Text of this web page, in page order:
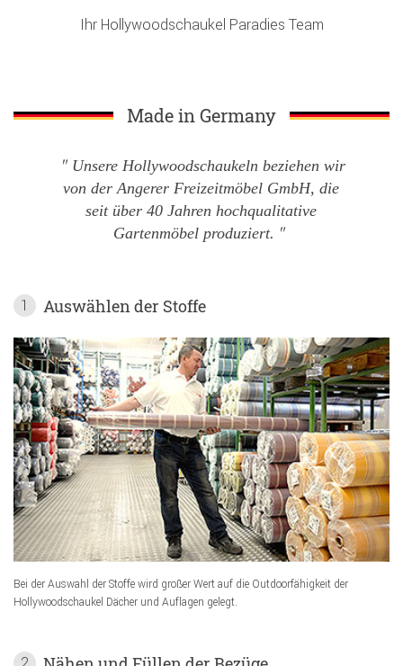
Ihr Hollywoodschaukel Paradies Team
Made in Germany
Unsere Hollywoodschaukeln beziehen wir
von der Angerer Freizeitmöbel GmbH, die
seit über 40 Jahren hochqualitative
Gartenmöbel produziert.
1 Auswählen der Stoffe
Bei der Auswahl der Stoffe wird großer Wert auf die Outdoorfähigkeit der
Hollywoodschaukel Dächer und Auflagen gelegt.
2